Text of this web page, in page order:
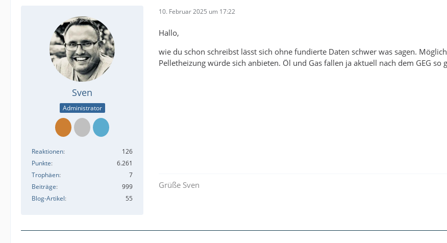
Sven
Administrator
Reaktionen
126
Punkte
6.261
Trophäen
7
Beiträge
999
Blog-Artikel
55
10. Februar 2025 um 17:22
Hallo,
wie du schon schreibst lässt sich ohne fundierte Daten schwer was sagen.
Pelletheizung würde sich anbieten. Öl und Gas fallen ja aktuell nach dem GEG
Grüße Sven